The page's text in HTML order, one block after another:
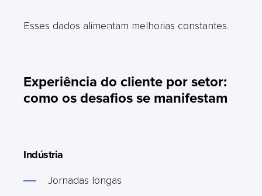
Esses dados alimentam melhorias constantes.
Experiência do cliente por setor:
como os desafios se manifestam
Indústria
Jornadas longas